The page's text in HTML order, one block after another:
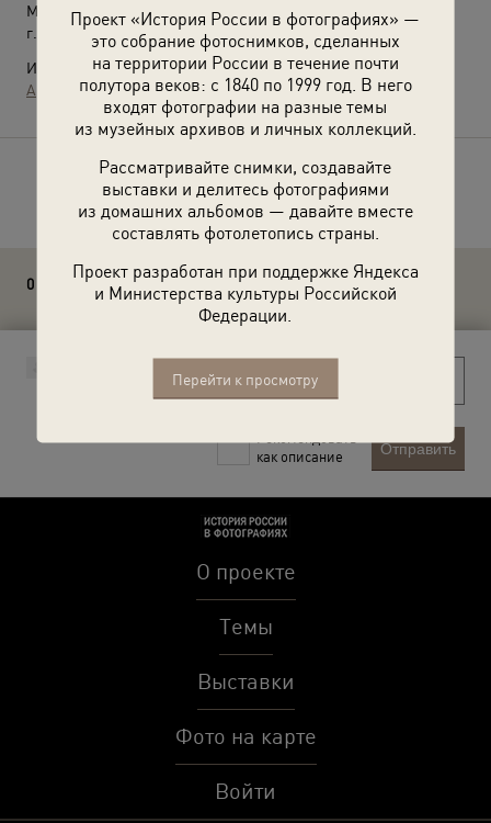
Проект «История России в фотографиях» —
это собрание фотоснимков, сделанных
на территории России в течение почти
полутора веков: с 1840 по 1999 год. В него
входят фотографии на разные темы
из музейных архивов и личных коллекций.
Рассматривайте снимки, создавайте
выставки и делитесь фотографиями
из домашних альбомов — давайте вместе
составлять фотолетопись страны.
Проект разработан при поддержке Яндекса
и Министерства культуры Российской
Федерации.
Перейти к просмотру
Место съемки:
г. Калининград
Источники:
Архив О. П. Максимова
Расскажите друзьям об этом фото
0 комментариев
Рекомендовать
как описание
Отправить
О проекте
Темы
Выставки
Фото на карте
Войти